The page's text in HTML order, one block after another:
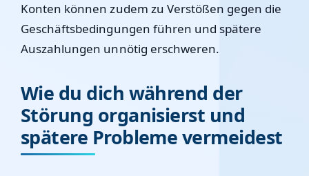
Konten können zudem zu Verstößen gegen die
Geschäftsbedingungen führen und spätere
Auszahlungen unnötig erschweren.
Wie du dich während der
Störung organisierst und
spätere Probleme vermeidest